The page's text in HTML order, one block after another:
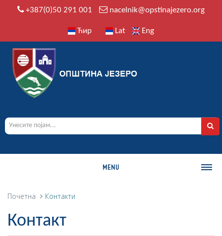
+387(0)50 291 001 nacelnik@opstinajezero.org
Ћир Lat Eng
MENU
Историја
Почетна Контакти
Контакт